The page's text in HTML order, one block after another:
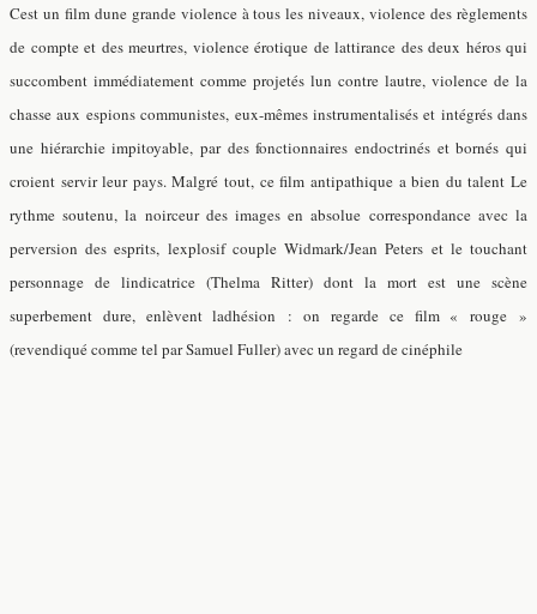
Cest un film dune grande violence à tous les niveaux, violence des règlements
de compte et des meurtres, violence érotique de lattirance des deux héros qui
succombent immédiatement comme projetés lun contre lautre, violence de la
chasse aux espions communistes, eux-mêmes instrumentalisés et intégrés dans
une hiérarchie impitoyable, par des fonctionnaires endoctrinés et bornés qui
croient servir leur pays. Malgré tout, ce film antipathique a bien du talent Le
rythme soutenu, la noirceur des images en absolue correspondance avec la
perversion des esprits, lexplosif couple Widmark/Jean Peters et le touchant
personnage de lindicatrice (Thelma Ritter) dont la mort est une scène
superbement dure, enlèvent ladhésion : on regarde ce film « rouge »
(revendiqué comme tel par Samuel Fuller) avec un regard de cinéphile